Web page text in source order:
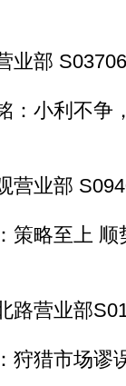
部
小利不争
业部
略至上 顺
营业部
猎市场谬